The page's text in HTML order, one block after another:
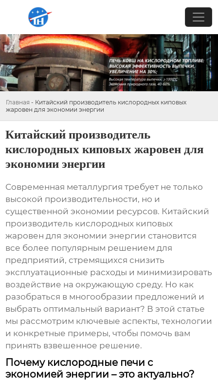
Главная - Китайский производитель кислородных киповых
жаровен для экономии энергии
Китайский производитель
кислородных киповых жаровен для
экономии энергии
Современная металлургия требует не только
высокой производительности, но и
существенной экономии ресурсов. Китайский
производитель кислородных киповых
жаровен для экономии энергии становится
все более популярным решением для
предприятий, стремящихся снизить
эксплуатационные расходы и минимизировать
воздействие на окружающую среду. Но как
разобраться в многообразии предложений и
выбрать оптимальный вариант? В этой статье
мы рассмотрим ключевые аспекты, технологии
и конкретные примеры, чтобы помочь вам
принять взвешенное решение.
Почему кислородные печи с
экономией энергии – это актуально?